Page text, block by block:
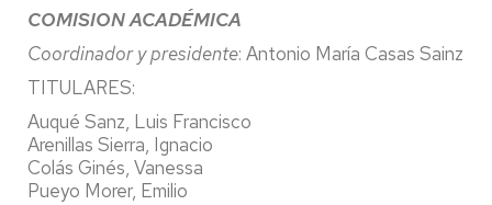
COMISION ACADÉMICA
Coordinador y presidente: Antonio María Casas Sainz
TITULARES:
Auqué Sanz, Luis Francisco
Arenillas Sierra, Ignacio
Colás Ginés, Vanessa
Pueyo Morer, Emilio